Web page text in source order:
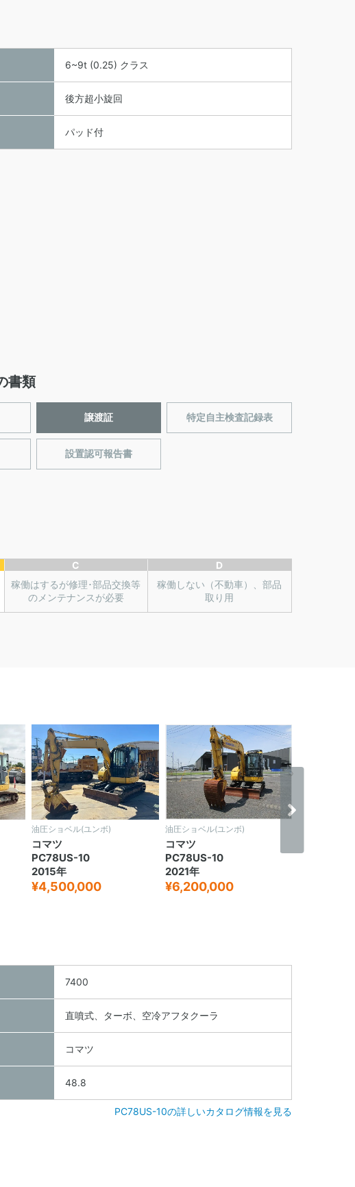
6~9t (0.25) クラス
後方超小旋回
パッド付
書類
譲渡証 特定自主検査記録表
設置認可報告書
C
稼働はするが修理･部品交換等
のメンテナンスが必要
D
稼働しない（不動車）、部品
取り用
油圧ショベル(ユンボ)
コマツ
PC78US-10
2015年
¥4,500,000
油圧ショベル(ユンボ)
コマツ
PC78US-10
2021年
¥6,200,000
PC78US-
›
7400
直噴式、ターボ、空冷アフタクーラ
コマツ
48.8
PC78US-10の詳しいカタログ情報を見る